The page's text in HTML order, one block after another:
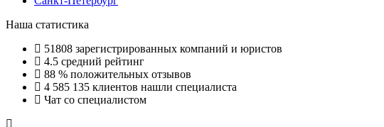
Наша статистика
51808 зарегистрированных компаний и юристов
4.5 средний рейтинг
88 % положительных отзывов
4 585 135 клиентов нашли специалиста
Чат со специалистом